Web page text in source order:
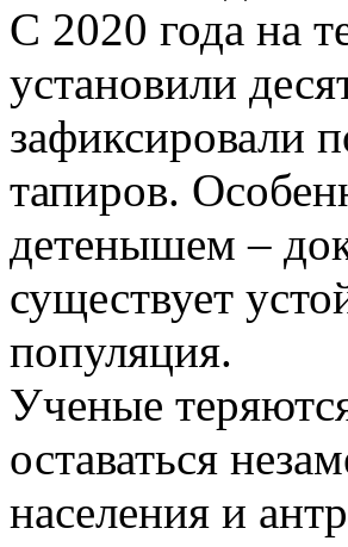
С 2020 года на
установили
зафиксировали
тапиров.
детенышем –
существует
популяция.
Ученые
оставаться
населения и